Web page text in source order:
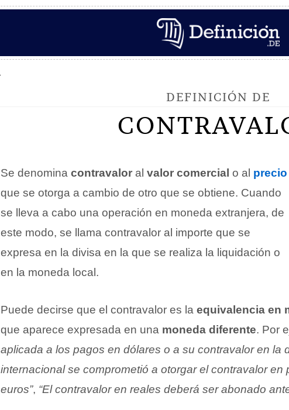
DEFINICIÓN DE
Se denomina contravalor al valor comercial o al precio
que se otorga a cambio de otro que se obtiene. Cuando
se lleva a cabo una operación en moneda extranjera, de
este modo, se llama contravalor al importe que se
expresa en la divisa en la que se realiza la liquidación o
en la moneda local.
Puede decirse que el contravalor es la equivalencia en
que aparece expresada en una moneda diferente. Por
aplicada a los pagos en dólares o a su contravalor en la
internacional se comprometió a otorgar el contravalor en
euros”, “El contravalor en reales deberá ser abonado